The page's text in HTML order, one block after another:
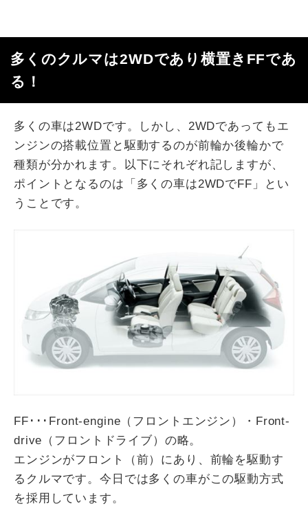
多くのクルマは2WDであり横置きFFであ
る！
多くの車は2WDです。しかし、2WDであってもエ
ンジンの搭載位置と駆動するのが前輪か後輪かで
種類が分かれます。以下にそれぞれ記しますが、
ポイントとなるのは「多くの車は2WDでFF」とい
うことです。
FF･･･Front-engine（フロントエンジン）・Front-
drive（フロントドライブ）の略。
エンジンがフロント（前）にあり、前輪を駆動す
るクルマです。今日では多くの車がこの駆動方式
を採用しています。